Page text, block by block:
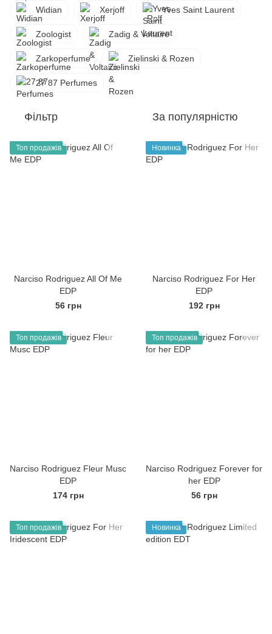
Widian Xerjoff Yves Saint Laurent
Zoologist Zadig & Voltaire
Zarkoperfume Zielinski & Rozen
27 87 Perfumes
Фільтр За популярністю
Топ продажів
Narciso Rodriguez All Of Me
EDP
56 грн
Новинка
Narciso Rodriguez For Her
EDP
192 грн
Топ продажів
Narciso Rodriguez Fleur Musc
EDP
174 грн
Топ продажів
Narciso Rodriguez Forever for
her EDP
56 грн
Топ продажів Новинка